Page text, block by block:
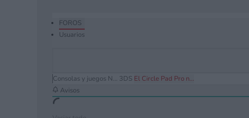
FOROS
Usuarios
Consolas y juegos N... 3DS El Circle Pad Pro n...
Avisos